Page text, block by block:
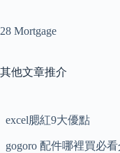
28 Mortgage
其他文章推介
excel腮紅9大優點
gogoro 配件哪裡買必